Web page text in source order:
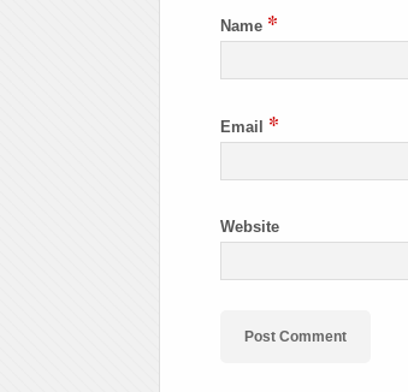
Name *
Email *
Website